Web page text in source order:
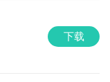
下载